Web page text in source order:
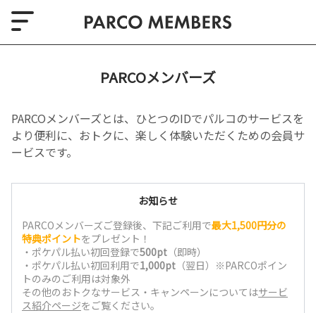
PARCOメンバーズ
PARCOメンバーズとは、ひとつのIDでパルコのサービスを
より便利に、おトクに、楽しく体験いただくための会員サ
ービスです。
お知らせ
PARCOメンバーズご登録後、下記ご利用で最大1,500円分の
特典ポイントをプレゼント！
・ポケパル払い初回登録で500pt （即時）
・ポケパル払い初回利用で1,000pt （翌日）※PARCOポイン
トのみのご利用は対象外
その他のおトクなサービス・キャンペーンについてはサービ
ス紹介ページをご覧ください。